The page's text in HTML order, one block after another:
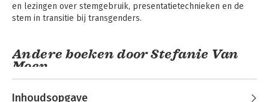
en lezingen over stemgebruik, presentatietechnieken en de
stem in transitie bij transgenders.
Andere boeken door Stefanie Van
Moen
Inhoudsopgave